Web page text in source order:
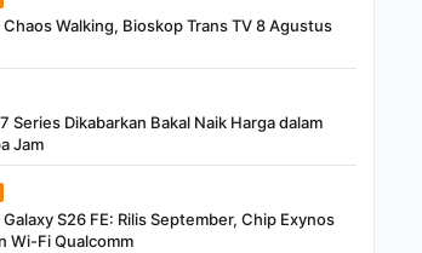
Walking, Bioskop Trans TV 8 Agustus
Series Dikabarkan Bakal Naik Harga dalam
Jam
S26 FE: Rilis September, Chip Exynos
Wi-Fi Qualcomm